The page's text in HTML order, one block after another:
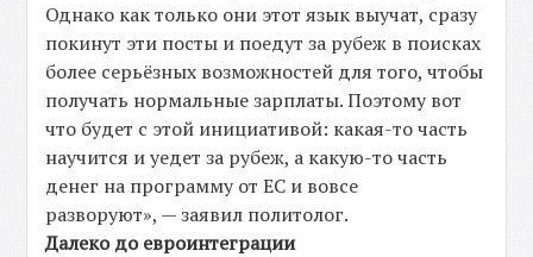
Однако как только они этот язык выучат, сразу
покинут эти посты и поедут за рубеж в поисках
более серьёзных возможностей для того, чтобы
получать нормальные зарплаты. Поэтому вот
что будет с этой инициативой: какая-то часть
научится и уедет за рубеж, а какую-то часть
денег на программу от ЕС и вовсе
разворуют», — заявил политолог.
Далеко до евроинтеграции